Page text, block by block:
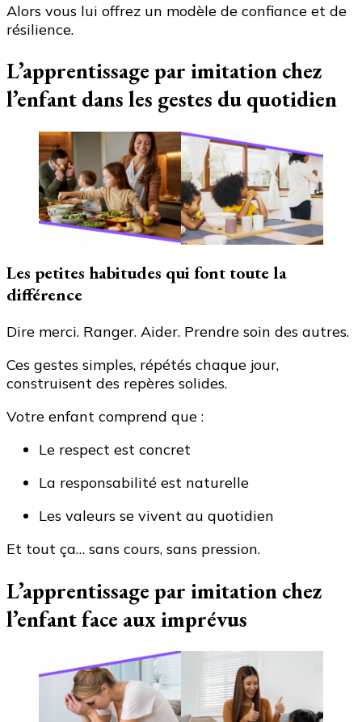
Alors vous lui offrez un modèle de confiance et de
résilience.
L’apprentissage par imitation chez
l’enfant dans les gestes du quotidien
Les petites habitudes qui font toute la
différence
Dire merci. Ranger. Aider. Prendre soin des autres.
Ces gestes simples, répétés chaque jour,
construisent des repères solides.
Votre enfant comprend que :
Le respect est concret
La responsabilité est naturelle
Les valeurs se vivent au quotidien
Et tout ça… sans cours, sans pression.
L’apprentissage par imitation chez
l’enfant face aux imprévus